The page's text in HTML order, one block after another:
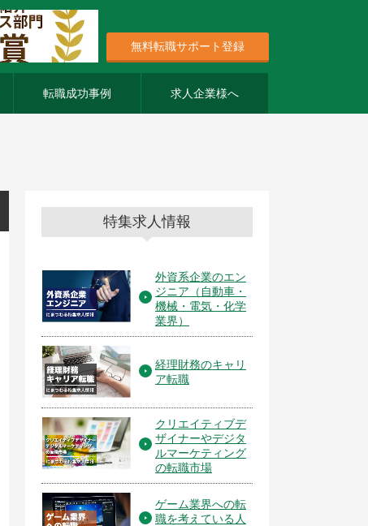
無料転職サポート登録
転職成功事例 求人企業様へ
特集求人情報
外資系企業のエン
ジニア（自動車・
機械・電気・化学
業界）
経理財務のキャリ
ア転職
クリエイティブデ
ザイナーやデジタ
ルマーケティング
の転職市場
ゲーム業界への転
職を考えている人